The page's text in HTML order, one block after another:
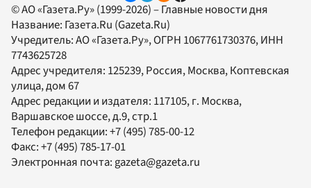
© АО «Газета.Ру» (1999-2026) – Главные новости дня
Название: Газета.Ru (Gazeta.Ru)
Учредитель:АО «Газета.Ру», ОГРН 1067761730376, ИНН
7743625728
Адрес учредителя: 125239, Россия, Москва, Коптевская
улица, дом 67
Адрес редакции и издателя: 117105, г. Москва,
Варшавское шоссе, д.9, стр.1
Телефон редакции:+7 (495) 785-00-12
Факс:+7 (495) 785-17-01
Электронная почта:gazeta@gazeta.ru